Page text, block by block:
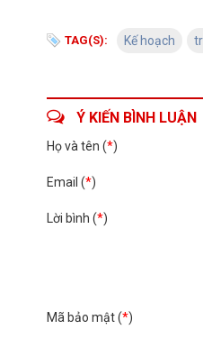
TAG(S): Kế hoạch
Ý KIẾN BÌNH LUẬN
Họ và tên (*)
Email (*)
Lời bình (*)
Mã bảo mật (*)